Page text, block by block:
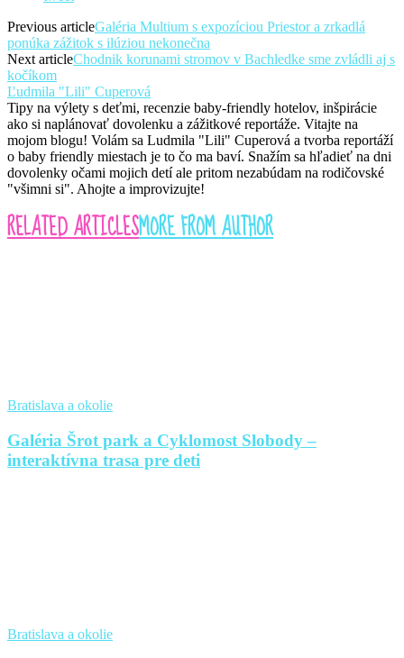
Previous articleGaléria Multium s expozíciou Priestor a zrkadlá
ponúka zážitok s ilúziou nekonečna
Next articleChodnik korunami stromov v Bachledke sme zvládli aj s
kočíkom
Ľudmila "Lili" Cuperová
Tipy na výlety s deťmi, recenzie baby-friendly hotelov, inšpirácie
ako si naplánovať dovolenku a zážitkové reportáže. Vitajte na
mojom blogu! Volám sa Ludmila "Lili" Cuperová a tvorba reportáží
o baby friendly miestach je to čo ma baví. Snažím sa hľadieť na dni
dovolenky očami mojich detí ale pritom nezabúdam na rodičovské
"všimni si". Ahojte a improvizujte!
RELATED ARTICLESMORE FROM AUTHOR
Bratislava a okolie
Galéria Šrot park a Cyklomost Slobody –
interaktívna trasa pre deti
Bratislava a okolie